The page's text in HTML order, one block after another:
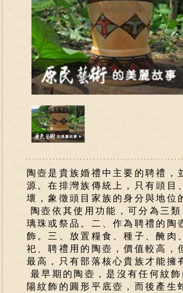
陶壺是貴族婚禮中主要的聘禮
源。在排灣族傳統上，只有頭
壞，象徵頭目家族的身分與地位
陶壺依其使用功能，可分為三
璃珠或祭品。二、作為聘禮的陶
飾。三、放置糧食、種子、醃肉
祀、聘禮用的陶壺，價值較高
最高，只有部落核心貴族才能擁
最早期的陶壺，是沒有任何紋
陽紋飾的圓形平底壺，而後產